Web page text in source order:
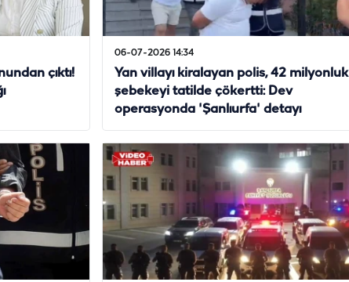
çıktı!
06-07-2026 14:34
Yan villayı kiralayan polis, 42 milyonluk
şebekeyi tatilde çökertti: Dev
operasyonda 'Şanlıurfa' detayı